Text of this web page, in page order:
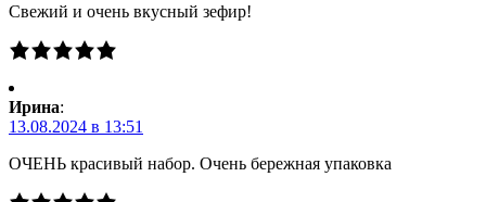
Свежий и очень вкусный зефир!
Ирина:
13.08.2024 в 13:51
ОЧЕНЬ красивый набор. Очень бережная упаковка